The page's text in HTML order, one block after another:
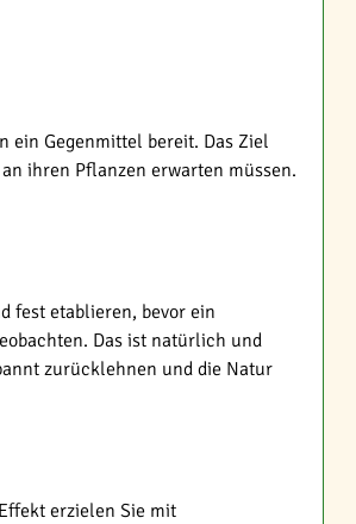
ein Gegenmittel bereit. Das Ziel
ihren Pflanzen erwarten müssen.
fest etablieren, bevor ein
Das ist natürlich und
zurücklehnen und die Natur
erzielen Sie mit